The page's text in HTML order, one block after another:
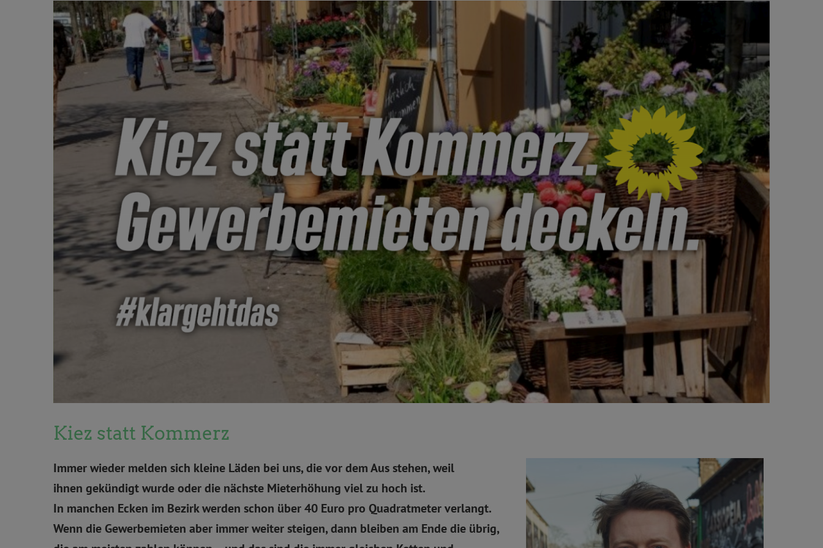
Zeige
grösseres
Bild
Kiez statt Kommerz
Immer wieder melden sich kleine Läden bei uns, die vor dem Aus stehen, weil
ihnen gekündigt wurde oder die nächste Mieterhöhung viel zu hoch ist.
In manchen Ecken im Bezirk werden schon über 40 Euro pro Quadratmeter verlangt.
Wenn die Gewerbemieten aber immer weiter steigen, dann bleiben am Ende die übrig,